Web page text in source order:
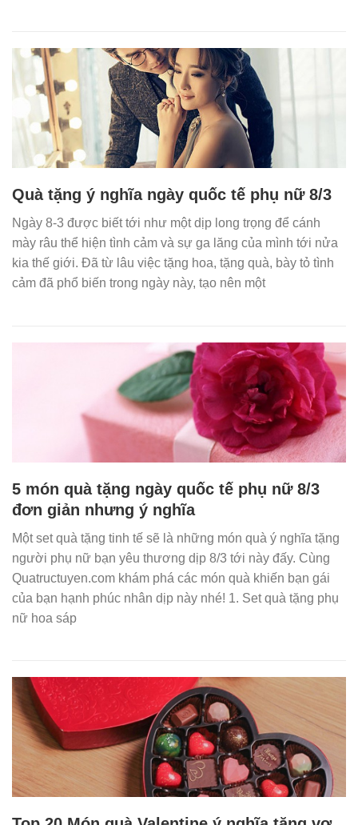
Quà tặng ý nghĩa ngày quốc tế phụ nữ 8/3
Ngày 8-3 được biết tới như một dịp long trọng để cánh
mày râu thể hiện tình cảm và sự ga lăng của mình tới nửa
kia thế giới. Đã từ lâu việc tặng hoa, tặng quà, bày tỏ tình
cảm đã phổ biến trong ngày này, tạo nên một
5 món quà tặng ngày quốc tế phụ nữ 8/3
đơn giản nhưng ý nghĩa
Một set quà tặng tinh tế sẽ là những món quà ý nghĩa tặng
người phụ nữ bạn yêu thương dịp 8/3 tới này đấy. Cùng
Quatructuyen.com khám phá các món quà khiến bạn gái
của bạn hạnh phúc nhân dịp này nhé! 1. Set quà tặng phụ
nữ hoa sáp